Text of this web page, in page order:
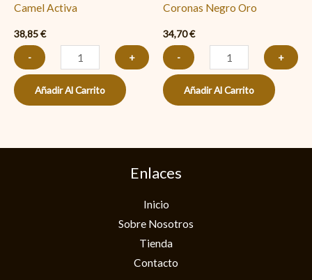
Camel Activa
38,85€
-
+
Añadir Al Carrito
Coronas Negro Oro
34,70€
-
+
Añadir Al Carrito
Enlaces
Inicio
Sobre Nosotros
Tienda
Contacto